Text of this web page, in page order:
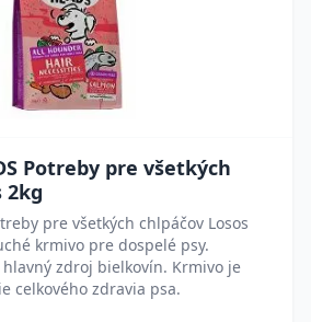
Potreby pre všetkých
2kg
pre všetkých chlpáčov Losos
krmivo pre dospelé psy.
zdroj bielkovín. Krmivo je
celkového zdravia psa.